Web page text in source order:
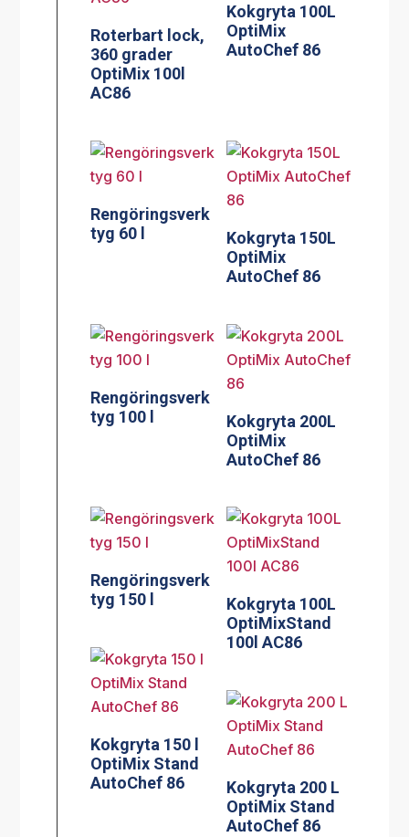
Roterbart lock,
360 grader
OptiMix 100l
AC86
Kokgryta 100L
OptiMix
AutoChef 86
Rengöringsverk
tyg 60 l
Kokgryta 150L
OptiMix
AutoChef 86
Rengöringsverk
tyg 100 l
Kokgryta 200L
OptiMix
AutoChef 86
Rengöringsverk
tyg 150 l
Kokgryta 100L
OptiMixStand
100l AC86
Kokgryta 150 l
OptiMix Stand
AutoChef 86
Kokgryta 200 L
OptiMix Stand
AutoChef 86